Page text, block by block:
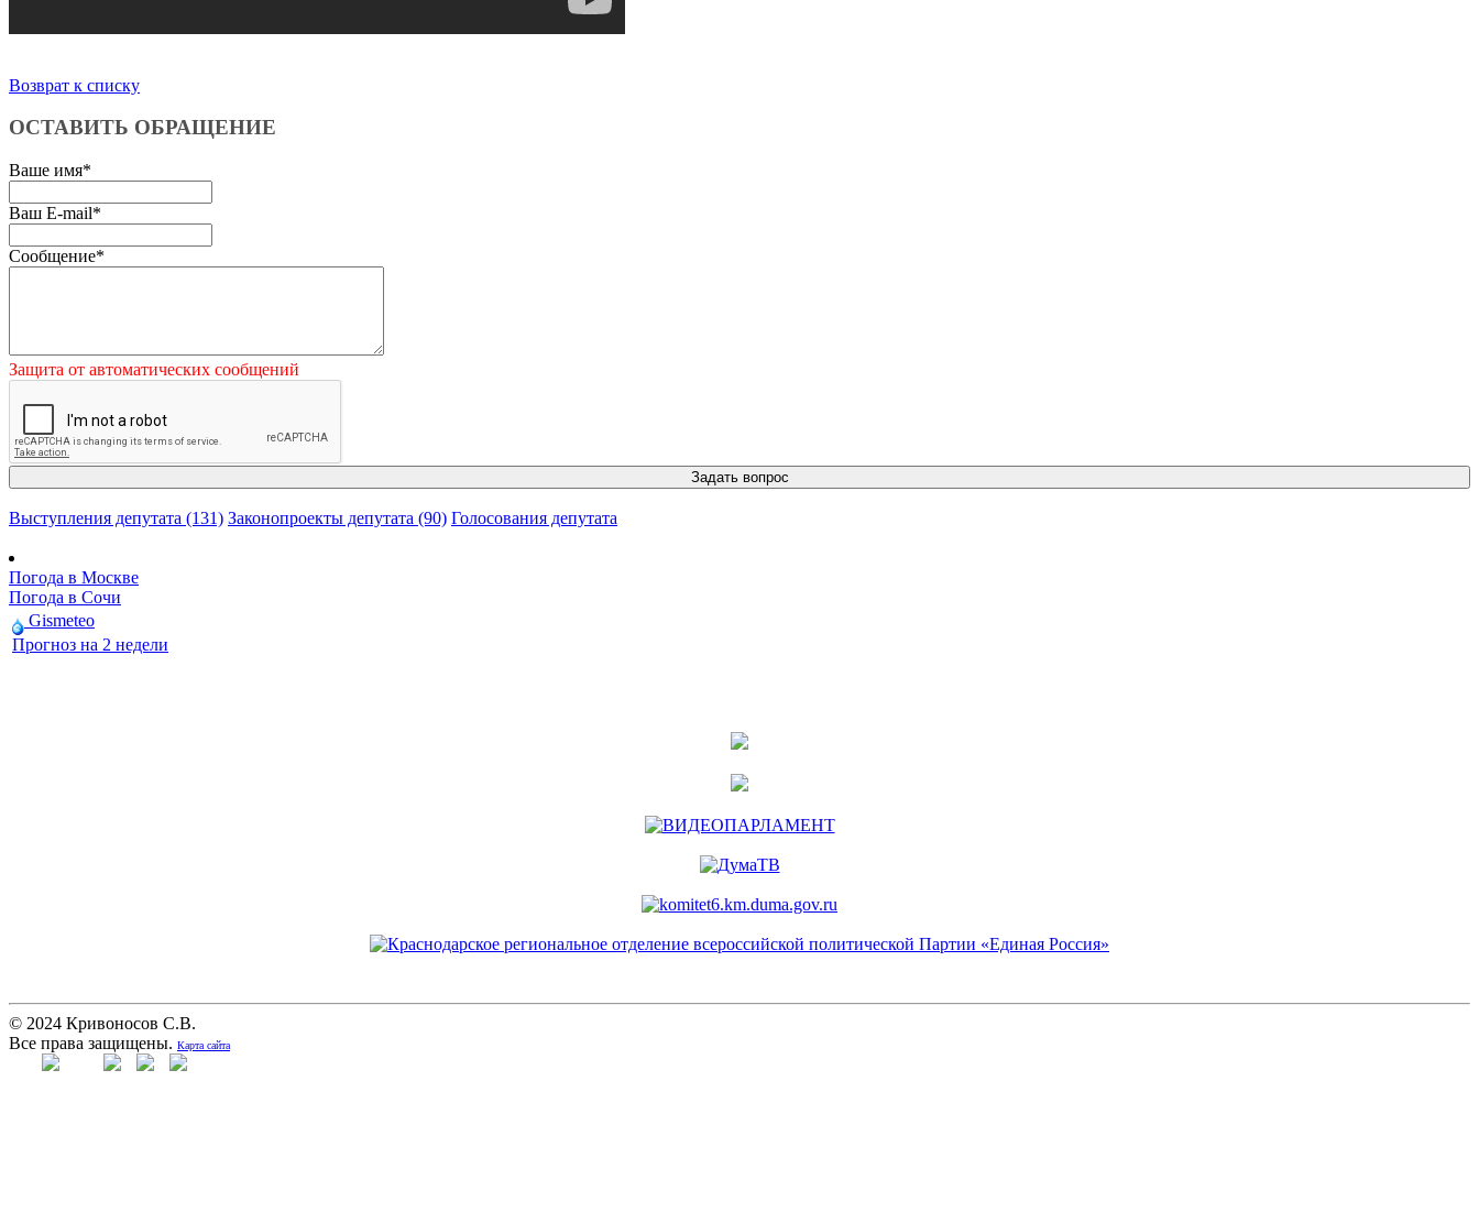
Возврат к списку
ОСТАВИТЬ ОБРАЩЕНИЕ
Ваше имя*
Ваш E-mail*
Сообщение*
Защита от автоматических сообщений
Выступления депутата (131) Законопроекты депутата (90) Голосования депутата
Погода в Москве
Погода в Сочи
Gismeteo
Прогноз на 2 недели
© 2024 Кривоносов С.В.
Все права защищены. Карта сайта